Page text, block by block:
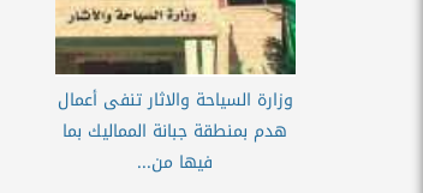
وزارة السياحة والاثار تنفى أعمال
هدم بمنطقة جبانة المماليك بما
فيها من...